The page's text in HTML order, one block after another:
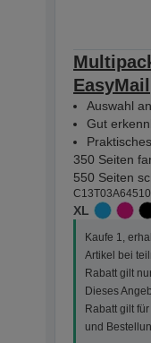
EasyMail
Auswahl
Gut
350 Seiten
550 Seiten
C13T03A64510
XL
Kaufe 1,
Artikel bei
Rabatt gilt
Dieses
Rabatt gilt
und